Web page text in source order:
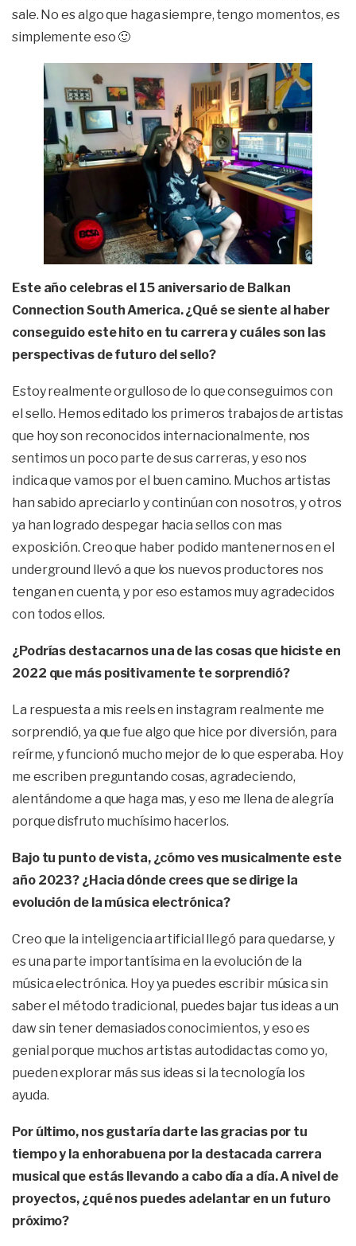
sale. No es algo que haga siempre, tengo momentos, es
simplemente eso 🙂
Este año celebras el 15 aniversario de Balkan
Connection South America. ¿Qué se siente al haber
conseguido este hito en tu carrera y cuáles son las
perspectivas de futuro del sello?
Estoy realmente orgulloso de lo que conseguimos con
el sello. Hemos editado los primeros trabajos de artistas
que hoy son reconocidos internacionalmente, nos
sentimos un poco parte de sus carreras, y eso nos
indica que vamos por el buen camino. Muchos artistas
han sabido apreciarlo y continúan con nosotros, y otros
ya han logrado despegar hacia sellos con mas
exposición. Creo que haber podido mantenernos en el
underground llevó a que los nuevos productores nos
tengan en cuenta, y por eso estamos muy agradecidos
con todos ellos.
¿Podrías destacarnos una de las cosas que hiciste en
2022 que más positivamente te sorprendió?
La respuesta a mis reels en instagram realmente me
sorprendió, ya que fue algo que hice por diversión, para
reírme, y funcionó mucho mejor de lo que esperaba. Hoy
me escriben preguntando cosas, agradeciendo,
alentándome a que haga mas, y eso me llena de alegría
porque disfruto muchísimo hacerlos.
Bajo tu punto de vista, ¿cómo ves musicalmente este
año 2023? ¿Hacia dónde crees que se dirige la
evolución de la música electrónica?
Creo que la inteligencia artificial llegó para quedarse, y
es una parte importantísima en la evolución de la
música electrónica. Hoy ya puedes escribir música sin
saber el método tradicional, puedes bajar tus ideas a un
daw sin tener demasiados conocimientos, y eso es
genial porque muchos artistas autodidactas como yo,
pueden explorar más sus ideas si la tecnología los
ayuda.
Por último, nos gustaría darte las gracias por tu
tiempo y la enhorabuena por la destacada carrera
musical que estás llevando a cabo día a día. A nivel de
proyectos, ¿qué nos puedes adelantar en un futuro
próximo?